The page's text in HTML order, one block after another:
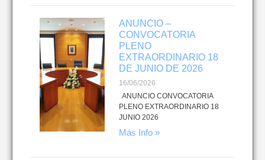
ANUNCIO –
CONVOCATORIA
PLENO
EXTRAORDINARIO 18
DE JUNIO DE 2026
16/06/2026
ANUNCIO CONVOCATORIA
PLENO EXTRAORDINARIO 18
JUNIO 2026
Más Info »